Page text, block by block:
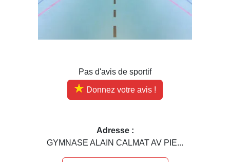
Pas d'avis de sportif
Donnez votre avis !
Adresse :
GYMNASE ALAIN CALMAT AV PIE...